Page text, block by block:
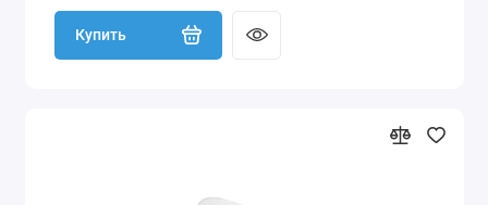
Купить